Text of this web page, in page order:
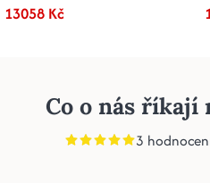
13058 Kč
Co o nás říkají
3